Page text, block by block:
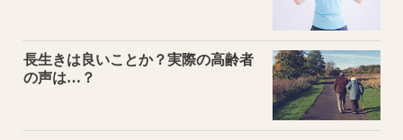
長生きは良いことか？実際の高齢者
の声は…？